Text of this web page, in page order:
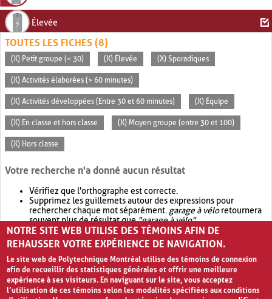
Élevée
TOUTES LES FICHES (8)
(X) Petit groupe (< 30) (X) Élevée (X) Sporadiques
(X) Activités élaborées (> 60 minutes)
(X) Activités développées (Entre 30 et 60 minutes) (X) Équipe
(X) En classe et hors classe (X) Moyen groupe (entre 30 et 100)
(X) Hors classe
Votre recherche n'a donné aucun résultat
Vérifiez que l'orthographe est correcte.
Supprimez les guillemets autour des expressions pour
rechercher chaque mot séparément. garage à véloretournera
souvent plus de résultat que"garage à vélo".
Envisagez d'élargir votre recherche avec OR.garage OR vélo
retournera souvent plus de résultat quegarage à vélo
NOTRE SITE WEB UTILISE DES TÉMOINS AFIN DE
REHAUSSER VOTRE EXPÉRIENCE DE NAVIGATION.
Le site web de Polytechnique Montréal utilise des témoins de connexion
afin de recueillir des statistiques générales et offrir une meilleure
expérience à ses visiteurs. En naviguant sur le site, vous acceptez
l’utilisation de ces témoins selon les modalités spécifiées aux conditions